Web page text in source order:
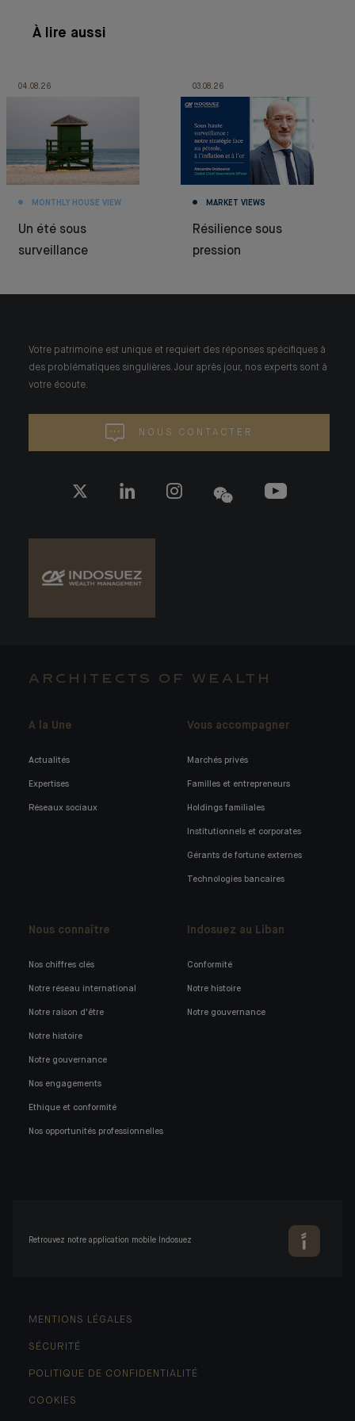
À lire aussi
04.08.26
MONTHLY HOUSE VIEW
Un été sous
surveillance
03.08.26
MARKET VIEWS
Résilience sous
pression
Votre patrimoine est unique et requiert des réponses spécifiques à
des problématiques singulières. Jour après jour, nos experts sont à
votre écoute.
NOUS CONTACTER
ARCHITECTS OF WEALTH
A la Une
Actualités
Expertises
Réseaux sociaux
Vous accompagner
Marchés privés
Familles et entrepreneurs
Holdings familiales
Institutionnels et corporates
Gérants de fortune externes
Technologies bancaires
Nous connaître
Nos chiffres clés
Notre réseau international
Notre raison d'être
Notre histoire
Notre gouvernance
Nos engagements
Ethique et conformité
Nos opportunités professionnelles
Indosuez au Liban
Conformité
Notre histoire
Notre gouvernance
Retrouvez notre application mobile Indosuez
MENTIONS LÉGALES
SÉCURITÉ
POLITIQUE DE CONFIDENTIALITÉ
COOKIES